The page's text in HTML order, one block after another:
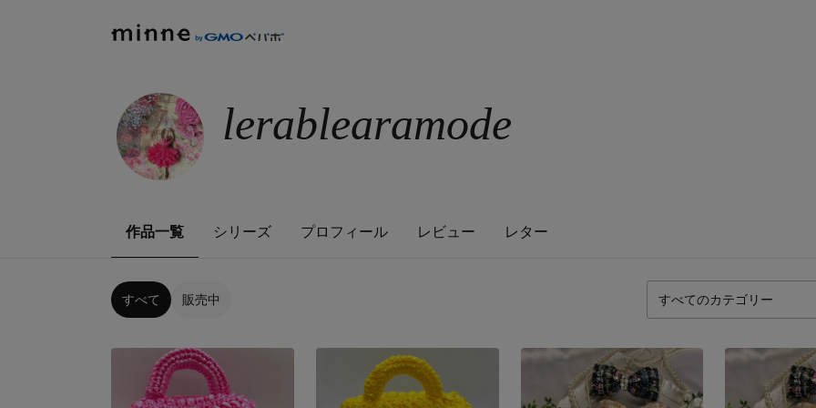
lerablearamode
作品一覧 シリーズ プロフィール レビュー レター
すべて 販売中